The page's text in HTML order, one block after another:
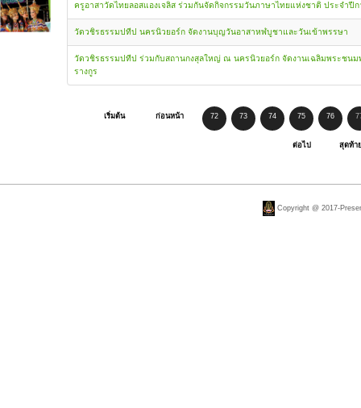
ครูอาสาวัดไทยลอสแองเจลิส ร่วมกันจัดกิจกรรมวันภาษาไทยแห่งชาติ ประจำปี
วัดวชิรธรรมปทีป นครนิวยอร์ก จัดงานบุญวันอาสาหฬบูชาและวันเข้าพรรษา
วัดวชิรธรรมปทีป ร่วมกับสถานกงสุลใหญ่ ณ นครนิวยอร์ก จัดงานเฉลิมพระชน
รางกูร
เริ่มต้น ก่อนหน้า 72 73 74 75 76
ต่อไป สุดท้า
Copyright @ 2017-